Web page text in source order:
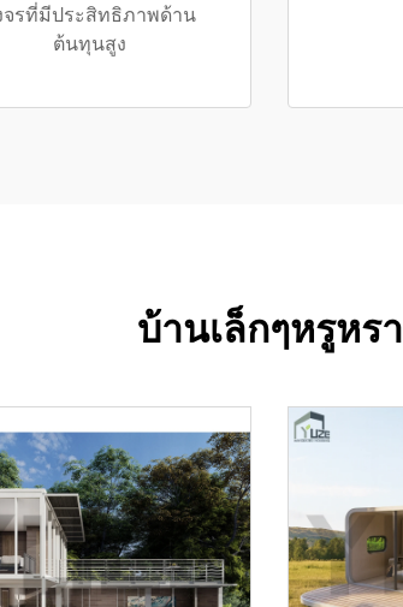
จรที่มีประสิทธิภาพด้าน
ต้นทุนสูง
บ้านเล็กๆหรูหรา